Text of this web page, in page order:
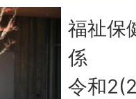
福祉保
係
令和